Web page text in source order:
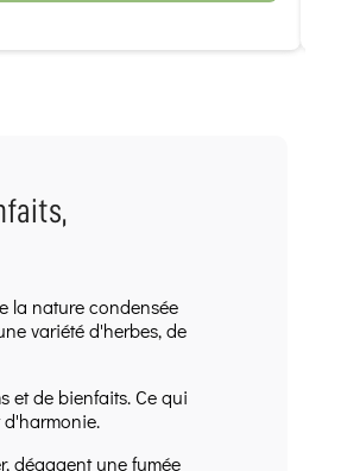
la nature condensée
variété d'herbes, de
et de bienfaits. Ce qui
d'harmonie.
dégagent une fumée